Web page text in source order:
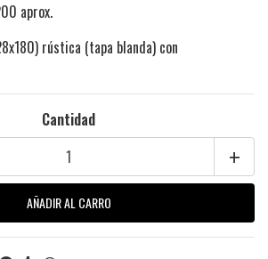
aprox.
rústica (tapa blanda) con
Cantidad
+